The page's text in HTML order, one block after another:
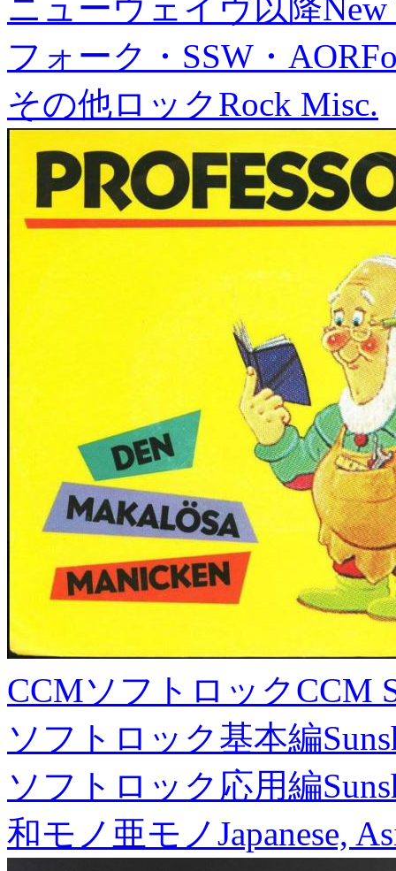
ニューウェイヴ以降New
フォーク・SSW・AOR
その他ロックRock Misc.
CCMソフトロックCCM
ソフトロック基本編
ソフトロック応用編
和モノ亜モノJapanese,